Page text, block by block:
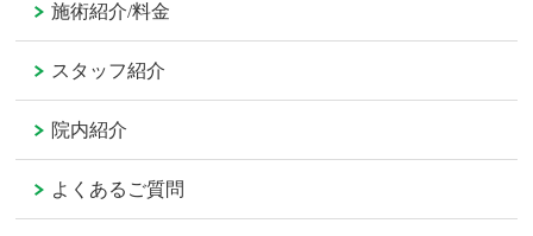
施術紹介/料金
スタッフ紹介
院内紹介
よくあるご質問